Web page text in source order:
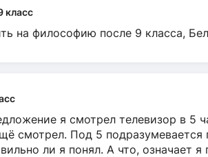
класс
на философию после 9 класса,
я смотрел телевизор в 5
смотрел. Под 5
ли я понял. А что, означает